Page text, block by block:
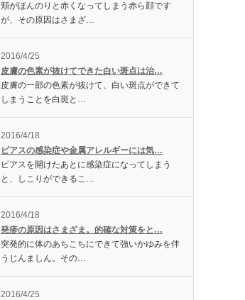
頬がほんのりと赤くなってしまう赤ら顔です
が、その原因はさまざ…
2016/4/25
皮膚の色素が抜けてできた白い斑点は治…
皮膚の一部の色素が抜けて、白い斑点ができて
しまうことを白斑と…
2016/4/18
ピアスの感染症や金属アレルギーには気…
ピアスを開けたあとに感染症になってしまう
と、しこりができるこ…
2016/4/18
発疹の原因はさまざま。的確な対策をと…
突発的に体のあちこちにできて強いかゆみを伴
うじんましん。その…
2016/4/25